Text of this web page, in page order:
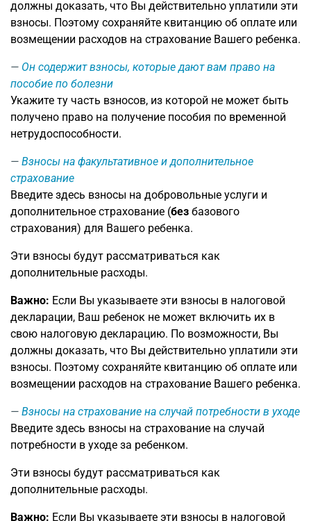
должны доказать, что Вы действительно уплатили эти
взносы. Поэтому сохраняйте квитанцию об оплате или
возмещении расходов на страхование Вашего ребенка.
Он содержит взносы, которые дают вам право на
пособие по болезни
Укажите ту часть взносов, из которой не может быть
получено право на получение пособия по временной
нетрудоспособности.
Взносы на факультативное и дополнительное
страхование
Введите здесь взносы на добровольные услуги и
дополнительное страхование (без базового
страхования) для Вашего ребенка.
Эти взносы будут рассматриваться как
дополнительные расходы.
Важно: Если Вы указываете эти взносы в налоговой
декларации, Ваш ребенок не может включить их в
свою налоговую декларацию. По возможности, Вы
должны доказать, что Вы действительно уплатили эти
взносы. Поэтому сохраняйте квитанцию об оплате или
возмещении расходов на страхование Вашего ребенка.
Взносы на страхование на случай потребности в уходе
Введите здесь взносы на страхование на случай
потребности в уходе за ребенком.
Эти взносы будут рассматриваться как
дополнительные расходы.
Важно: Если Вы указываете эти взносы в налоговой